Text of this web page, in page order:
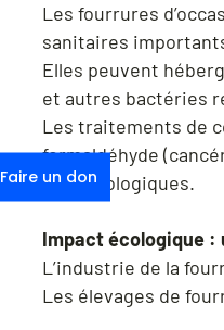
Les fourrures
sanitaires
Elles peuvent
et autres bactéries
Les traitements de
formaldéhyde
dermatologiques.
Impact écologique :
L’industrie de la
Les élevages de
Faire un don